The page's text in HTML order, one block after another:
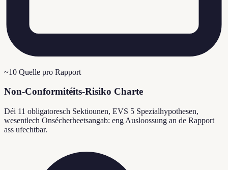
~10 Quelle pro Rapport
Non-Conformitéits-Risiko Charte
Déi 11 obligatoresch Sektiounen, EVS 5 Spezialhypothesen,
wesentlech Onsécherheetsangab: eng Ausloossung an de Rapport
ass ufechtbar.